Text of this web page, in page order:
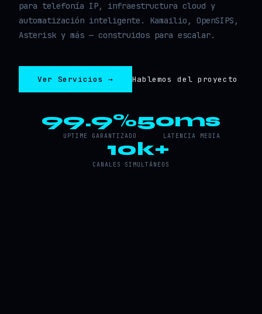
para telefonía IP, infraestructura cloud y
automatización inteligente. Kamailio, OpenSIPS,
Asterisk y más — construidos para escalar.
Ver Servicios → Hablemos del proyecto
99.9%
UPTIME GARANTIZADO
50ms
LATENCIA MEDIA
10k+
CANALES SIMULTÁNEOS